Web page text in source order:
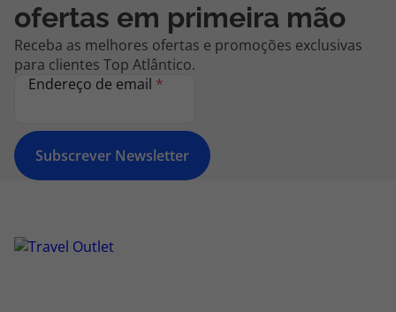
ofertas em primeira mão
Receba as melhores ofertas e promoções exclusivas
para clientes Top Atlântico.
Endereço de email *
Subscrever Newsletter